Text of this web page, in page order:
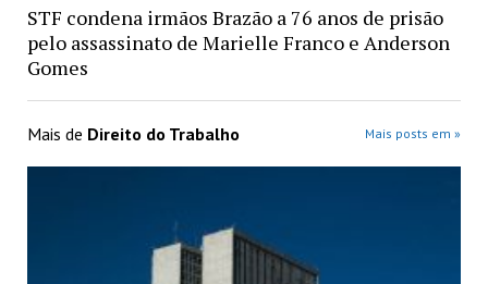
STF condena irmãos Brazão a 76 anos de prisão
pelo assassinato de Marielle Franco e Anderson
Gomes
Mais de Direito do Trabalho Mais posts em »